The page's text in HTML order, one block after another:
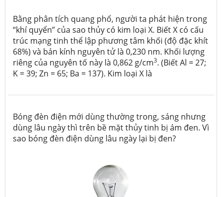
Bằng phân tích quang phổ, người ta phát hiện trong
“khí quyển” của sao thủy có kim loại X. Biết X có cấu
trúc mạng tinh thể lập phương tâm khối (độ đặc khít
68%) và bán kính nguyên tử là 0,230 nm. Khối lượng
riêng của nguyên tố này là 0,862 g/cm3. (Biết Al = 27;
K = 39; Zn = 65; Ba = 137). Kim loại X là
Bóng đèn điện mới dùng thường trong, sáng nhưng
dùng lâu ngày thì trên bề mặt thủy tinh bị ám đen. Vì
sao bóng đèn điện dùng lâu ngày lại bị đen?